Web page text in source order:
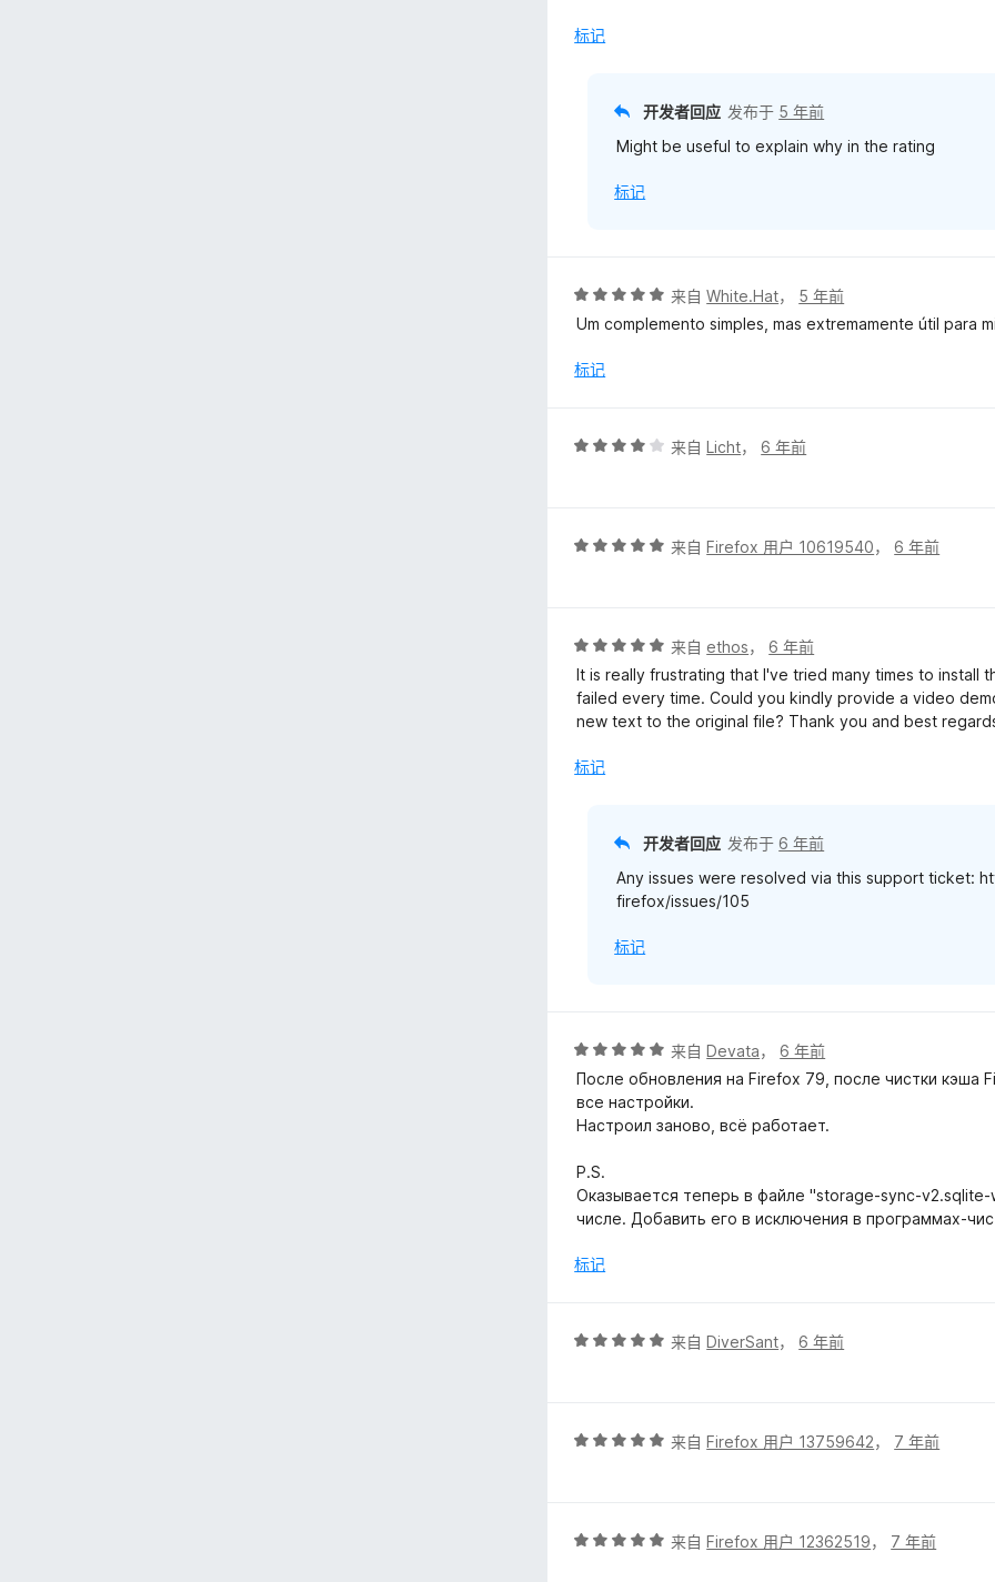
/标记
开发者回应 发布于 5 年前
Might be useful to explain why in the rating
标记
评
分
/
来自White.Hat， 5 年前
Um complemento simples, mas extremamente útil para
标记
评
5
来自Licht， 6 年前
评
5
来自Firefox 用户 10619540， 6 年前
评
分
5
/
来自 ethos， 6 年前
It is really frustrating that I've tried many times to
failed every time. Could you kindly provide a video
new text to the original file? Thank you and best
标记
开发者回应 发布于 6 年前
Any issues were resolved via this support ticket:
firefox/issues/105
标记
评
分
5
/
来自Devata， 6 年前
После обновления на Firefox 79, после чистки кэша
все настройки.
Настроил заново, всё работает.
P.S.
Оказывается теперь в файле "storage-sync-
числе. Добавить его в исключения в программах-
标记
评
5
来自DiverSant， 6 年前
评
5
来自Firefox 用户 13759642， 7 年前
评
来自Firefox 用户 12362519， 7 年前